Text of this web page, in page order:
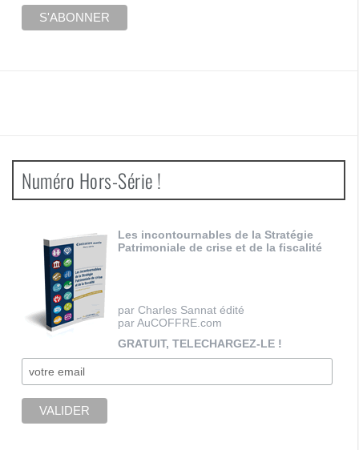
Numéro Hors-Série !
Les incontournables de la Stratégie
Patrimoniale de crise et de la fiscalité
par Charles Sannat édité
par AuCOFFRE.com
GRATUIT, TELECHARGEZ-LE !